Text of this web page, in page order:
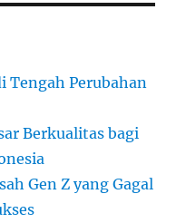
Tengah Perubahan
Berkualitas bagi
Gen Z yang Gagal